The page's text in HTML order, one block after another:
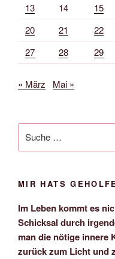
13
14 15
20
21 22
27
28 29
« März Mai »
nach:
MIR HATS
Im Leben kommt es
Schicksal durch
man die nötige innere
zurück zum Licht und